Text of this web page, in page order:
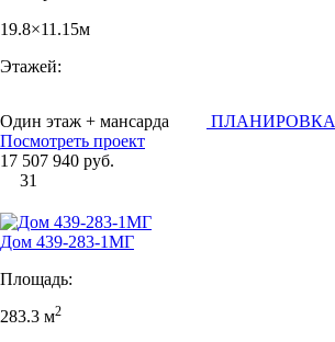
19.8×11.15м
Этажей:
Один этаж + мансарда
ПЛАНИРОВКА
Посмотреть проект
17 507 940 руб.
31
Дом 439-283-1МГ
Площадь:
283.3 м2